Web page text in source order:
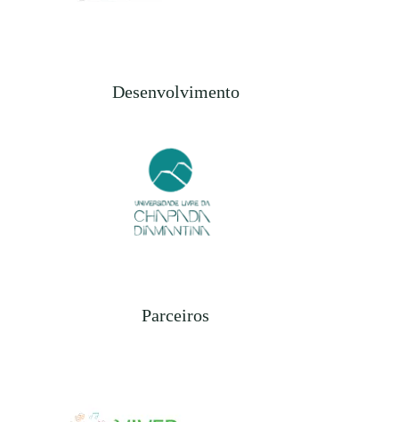
Desenvolvimento
Parceiros